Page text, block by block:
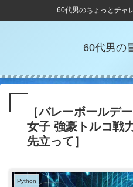
60代男のちょっとチャ
60代男の
［バレーボールデ
女子 強豪トルコ戦
先立って］
Python